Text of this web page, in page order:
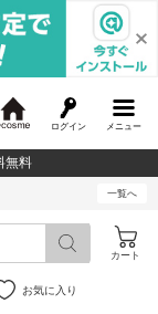
メニュー
ログイン
無料
一覧へ
カート
お気に入り